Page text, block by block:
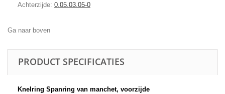
Achterzijde: 0.05.03.05-0
Ga naar boven
PRODUCT SPECIFICATIES
Knelring Spanring van manchet, voorzijde